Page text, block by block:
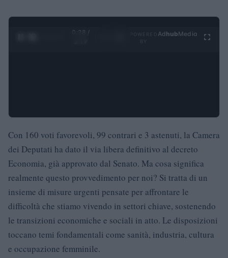
0:29 /
Ad hubMedia
Con 160 voti favorevoli, 99 contrari e 3 astenuti, la Camera
dei Deputati ha dato il via libera definitivo al decreto
Economia, già approvato dal Senato. Ma cosa significa
realmente questo provvedimento per noi? Si tratta di un
insieme di misure urgenti pensate per affrontare le
difficoltà che stiamo vivendo in settori chiave, sostenendo
le transizioni economiche e sociali in atto. Le disposizioni
toccano temi fondamentali come sanità, industria, cultura
e occupazione femminile.